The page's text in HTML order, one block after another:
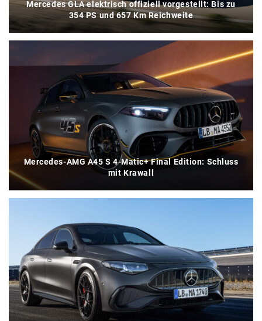
Mercedes GLA elektrisch offiziell vorgestellt: Bis zu
354 PS und 657 Km Reichweite
Mercedes-AMG A45 S 4-Matic+ Final Edition: Schluss
mit Krawall